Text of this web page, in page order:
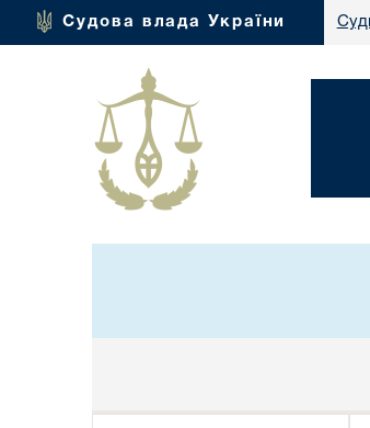
Судова влада України